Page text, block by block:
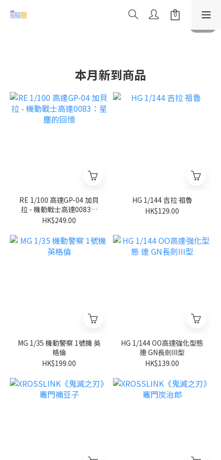
本月新到商品
RE 1/100 高達GP-04 加貝
拉 - 機動戰士高達0083：
星塵的回憶
HK$249.00
HG 1/144 吉拉 祖魯
HK$129.00
MG 1/35 機動警察 1號機 英
格倫
HK$199.00
HG 1/144 OO高達強化型態
連 GN長劍III型
HK$139.00